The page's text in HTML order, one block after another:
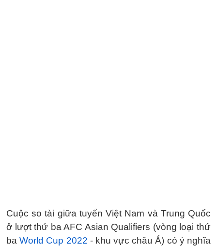
Cuộc so tài giữa tuyển Việt Nam và Trung Quốc
ở lượt thứ ba AFC Asian Qualifiers (vòng loại thứ
baWorld Cup 2022 - khu vực châu Á) có ý nghĩa